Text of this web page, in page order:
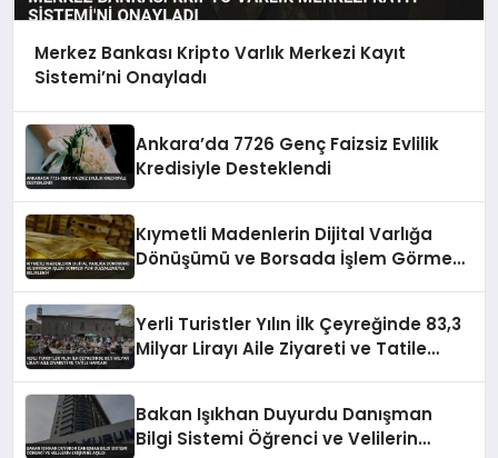
Merkez Bankası Kripto Varlık Merkezi Kayıt
Sistemi’ni Onayladı
Ankara’da 7726 Genç Faizsiz Evlilik
Kredisiyle Desteklendi
Kıymetli Madenlerin Dijital Varlığa
Dönüşümü ve Borsada İşlem Görmesi
Yerli Turistler Yılın İlk Çeyreğinde 83,3
Milyar Lirayı Aile Ziyareti ve Tatile
Bakan Işıkhan Duyurdu Danışman
Bilgi Sistemi Öğrenci ve Velilerin